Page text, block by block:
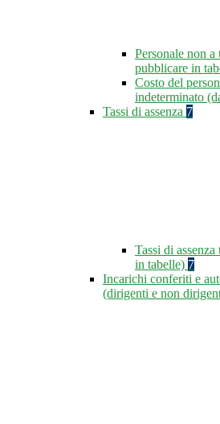
Personale non
pubblicare in
Costo del
indeterminato
Tassi di assenza 7
Tassi di
in tabelle) 7
Incarichi conferiti e
(dirigenti e non